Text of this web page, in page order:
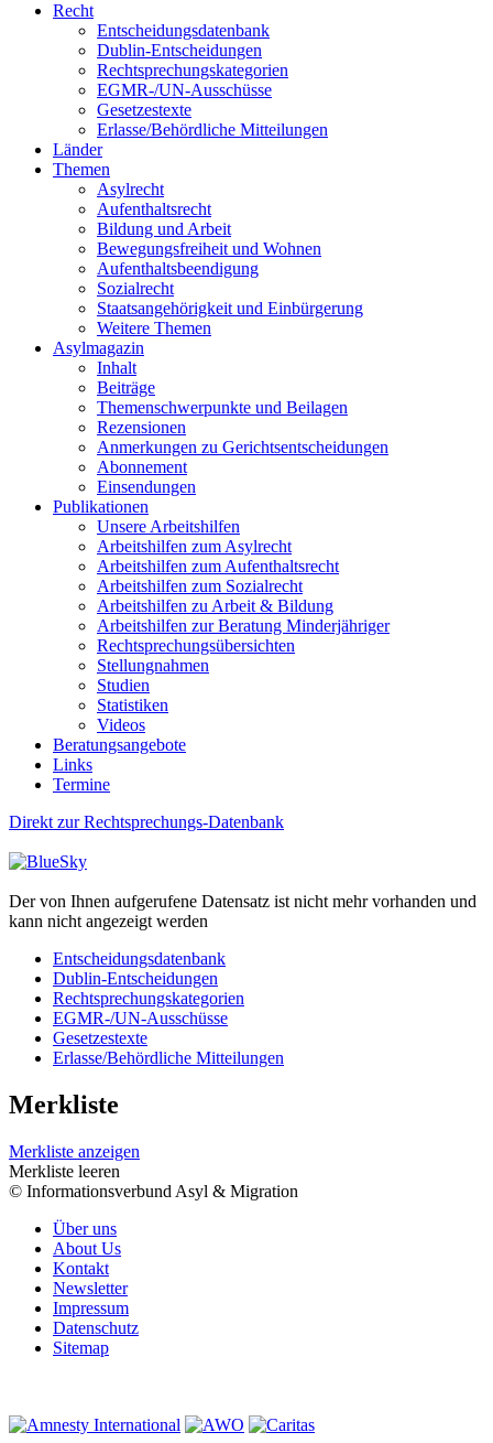
Recht
Entscheidungsdatenbank
Dublin-Entscheidungen
Rechtsprechungskategorien
EGMR-/UN-Ausschüsse
Gesetzestexte
Erlasse/Behördliche Mitteilungen
Länder
Themen
Asylrecht
Aufenthaltsrecht
Bildung und Arbeit
Bewegungsfreiheit und Wohnen
Aufenthaltsbeendigung
Sozialrecht
Staatsangehörigkeit und Einbürgerung
Weitere Themen
Asylmagazin
Inhalt
Beiträge
Themenschwerpunkte und Beilagen
Rezensionen
Anmerkungen zu Gerichtsentscheidungen
Abonnement
Einsendungen
Publikationen
Unsere Arbeitshilfen
Arbeitshilfen zum Asylrecht
Arbeitshilfen zum Aufenthaltsrecht
Arbeitshilfen zum Sozialrecht
Arbeitshilfen zu Arbeit & Bildung
Arbeitshilfen zur Beratung Minderjähriger
Rechtsprechungsübersichten
Stellungnahmen
Studien
Statistiken
Videos
Beratungsangebote
Links
Termine
Direkt zur Rechtsprechungs-Datenbank
Der von Ihnen aufgerufene Datensatz ist nicht mehr vorhanden und
kann nicht angezeigt werden
Entscheidungsdatenbank
Dublin-Entscheidungen
Rechtsprechungskategorien
EGMR-/UN-Ausschüsse
Gesetzestexte
Erlasse/Behördliche Mitteilungen
Merkliste
Merkliste anzeigen
Merkliste leeren
© Informationsverbund Asyl & Migration
Über uns
About Us
Kontakt
Newsletter
Impressum
Datenschutz
Sitemap